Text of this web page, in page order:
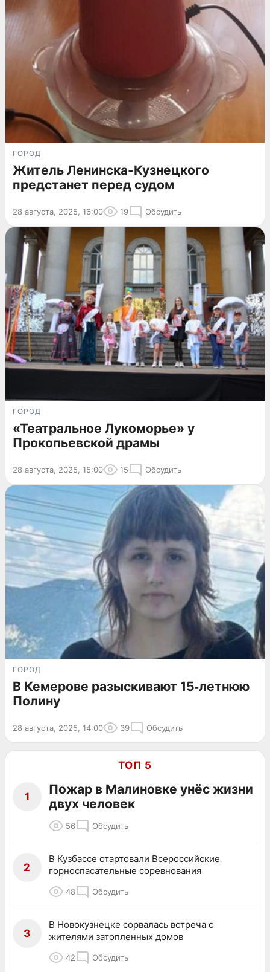
ГОРОД
Житель Ленинска-Кузнецкого
предстанет перед судом
28 августа, 2025, 16:00 19 Обсудить
ГОРОД
«Театральное Лукоморье» у
Прокопьевской драмы
28 августа, 2025, 15:00 15 Обсудить
ГОРОД
В Кемерове разыскивают 15‑летнюю
Полину
28 августа, 2025, 14:00 39 Обсудить
ТОП 5
1
Пожар в Малиновке унёс жизни
двух человек
56 Обсудить
2
В Кузбассе стартовали Всероссийские
горноспасательные соревнования
48 Обсудить
3
В Новокузнецке сорвалась встреча с
жителями затопленных домов
42 Обсудить